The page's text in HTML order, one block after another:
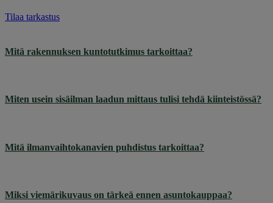
Tilaa tarkastus
Mitä rakennuksen kuntotutkimus tarkoittaa?
Miten usein sisäilman laadun mittaus tulisi tehdä kiinteistössä?
Mitä ilmanvaihtokanavien puhdistus tarkoittaa?
Miksi viemärikuvaus on tärkeä ennen asuntokauppaa?